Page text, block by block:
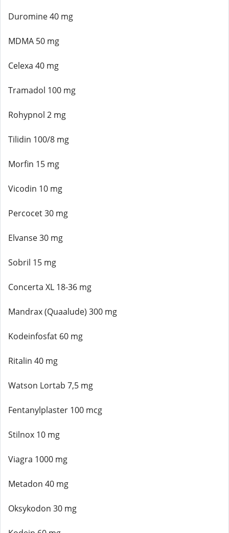
Duromine 40 mg
MDMA 50 mg
Celexa 40 mg
Tramadol 100 mg
Rohypnol 2 mg
Tilidin 100/8 mg
Morfin 15 mg
Vicodin 10 mg
Percocet 30 mg
Elvanse 30 mg
Sobril 15 mg
Concerta XL 18-36 mg
Mandrax (Quaalude) 300 mg
Kodeinfosfat 60 mg
Ritalin 40 mg
Watson Lortab 7,5 mg
Fentanylplaster 100 mcg
Stilnox 10 mg
Viagra 1000 mg
Metadon 40 mg
Oksykodon 30 mg